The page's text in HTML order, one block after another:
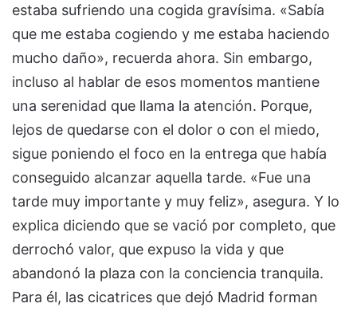
estaba sufriendo una cogida gravísima. «Sabía
que me estaba cogiendo y me estaba haciendo
mucho daño», recuerda ahora. Sin embargo,
incluso al hablar de esos momentos mantiene
una serenidad que llama la atención. Porque,
lejos de quedarse con el dolor o con el miedo,
sigue poniendo el foco en la entrega que había
conseguido alcanzar aquella tarde. «Fue una
tarde muy importante y muy feliz», asegura. Y lo
explica diciendo que se vació por completo, que
derrochó valor, que expuso la vida y que
abandonó la plaza con la conciencia tranquila.
Para él, las cicatrices que dejó Madrid forman